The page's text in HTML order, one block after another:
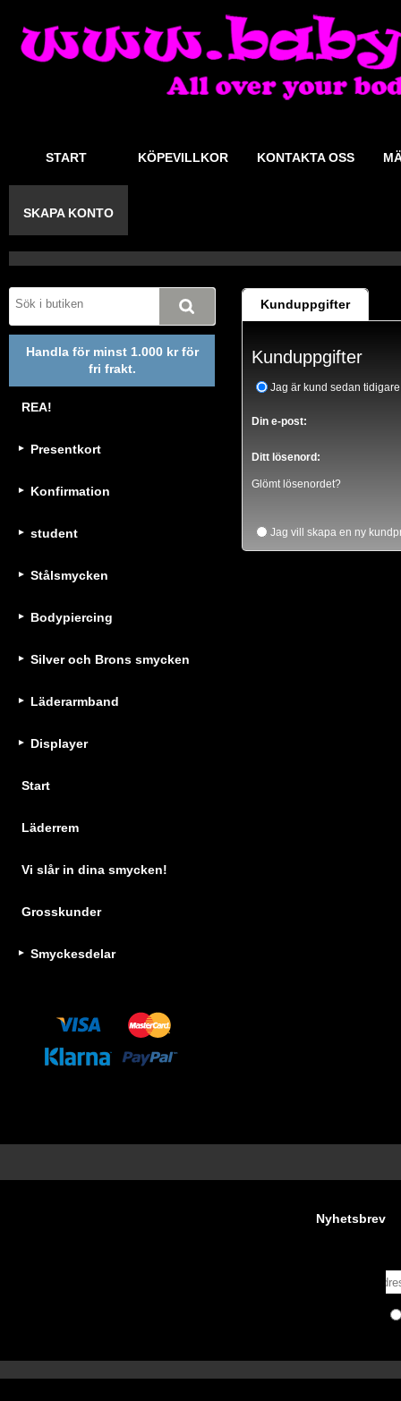
START KÖPEVILLKOR KONTAKTA OSS
SKAPA KONTO
Handla för minst 1.000 kr för
fri frakt.
REA!
Presentkort
Konfirmation
student
Stålsmycken
Bodypiercing
Silver och Brons smycken
Läderarmband
Displayer
Start
Läderrem
Vi slår in dina smycken!
Grosskunder
Smyckesdelar
Kunduppgifter
Kunduppgifter
Jag är kund sedan
Din e-post:
Ditt lösenord:
Glömt lösenordet?
Jag vill skapa en ny
Nyhetsbrev